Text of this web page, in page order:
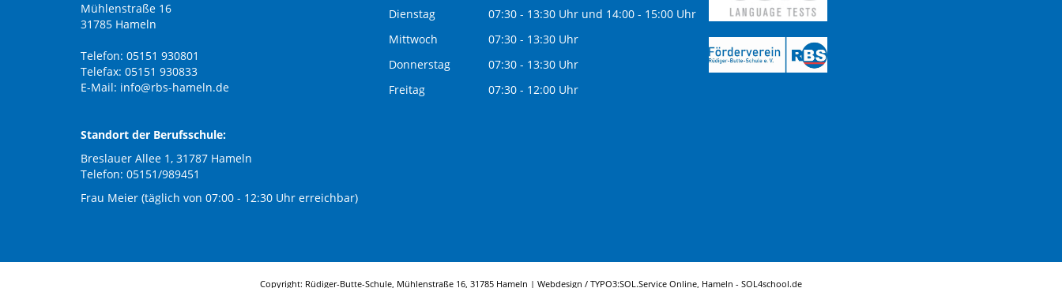
Mühlenstraße 16
31785 Hameln
Telefon: 05151 930801
Telefax: 05151 930833
E-Mail: info@rbs-hameln.de
Standort der Berufsschule:
Breslauer Allee 1, 31787 Hameln
Telefon: 05151/989451
Frau Meier (täglich von 07:00 - 12:30 Uhr erreichbar)
Dienstag
07:30 - 13:30 Uhr und 14:00 - 15:00 Uhr
Mittwoch
07:30 - 13:30 Uhr
Donnerstag
07:30 - 13:30 Uhr
Freitag
07:30 - 12:00 Uhr
Copyright: Rüdiger-Butte-Schule, Mühlenstraße 16, 31785 Hameln | Webdesign / TYPO3:SOL.Service Online, Hameln - SOL4school.de